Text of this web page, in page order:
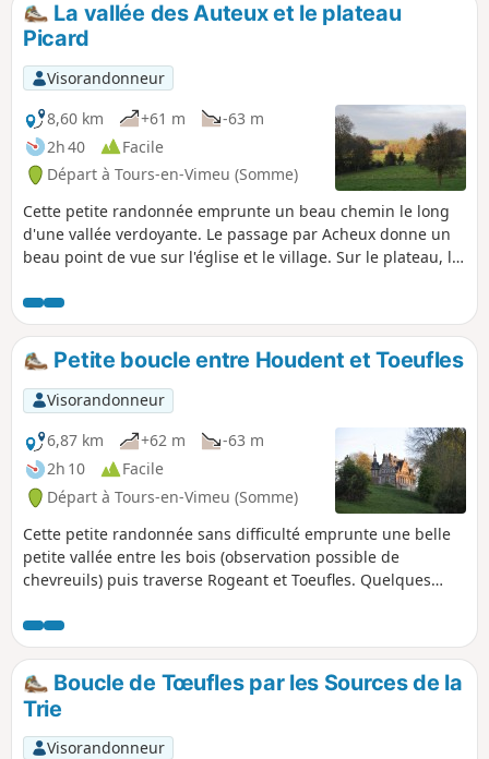
p
La vallée des Auteux et le plateau
Picard
Visorandonneur
8,60 km
+61 m
-63 m
2h 40
Facile
Départ à Tours-en-Vimeu (Somme)
Cette petite randonnée emprunte un beau chemin le long
d'une vallée verdoyante. Le passage par Acheux donne un
beau point de vue sur l'église et le village. Sur le plateau, la
Petite boucle entre Houdent et Toeufles
Visorandonneur
6,87 km
+62 m
-63 m
2h 10
Facile
Départ à Tours-en-Vimeu (Somme)
Cette petite randonnée sans difficulté emprunte une belle
petite vallée entre les bois (observation possible de
chevreuils) puis traverse Rogeant et Toeufles. Quelques
Rogeant et de Toeufles sont à remarquer. La remontée sur
le plateau permet un beau point de vue sur la vallée de la
Trie, avant le retour vers Houdent.
Boucle de Tœufles par les Sources de la
Trie
Visorandonneur